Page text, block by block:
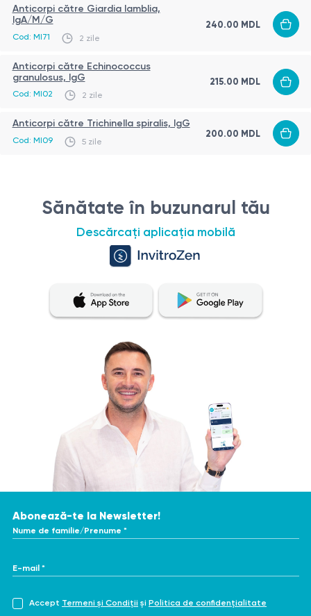
Anticorpi către Giardia lamblia,
IgA/M/G
Cod: MI71 2 zile
240.00 MDL
Anticorpi către Echinococcus
granulosus, IgG
Cod: MI02 2 zile
215.00 MDL
Anticorpi către Trichinella spiralis, IgG
Cod: MI09 5 zile
200.00 MDL
Sănătate în buzunarul tău
Descărcați aplicația mobilă
Abonează-te la Newsletter!
Nume de familie/Prenume *
E-mail *
Accept Termeni și Condiții și Politica de confidențialitate